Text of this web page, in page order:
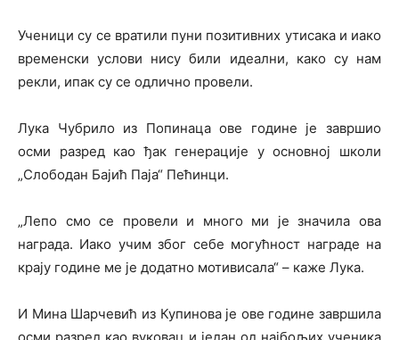
Ученици су се вратили пуни позитивних утисака и иако
временски услови нису били идеални, како су нам
рекли, ипак су се одлично провели.
Лука Чубрило из Попинаца ове године је завршио
осми разред као ђак генерације у основној школи
„Слободан Бајић Паја“ Пећинци.
„Лепо смо се провели и много ми је значила ова
награда. Иако учим због себе могућност награде на
крају године ме је додатно мотивисала“ – каже Лука.
И Мина Шарчевић из Купинова је ове године завршила